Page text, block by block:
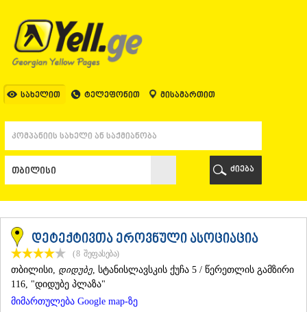
სახელით ტელეფონით მისამართით
ᲗᲑᲘᲚᲘᲡᲘ
ᲗᲑᲘᲚᲘᲡᲘ
ᲐᲤᲮᲐᲖᲔᲗᲘ
ᲒᲐᲚᲘ
ᲑᲐᲗᲣᲛᲘ
ᲥᲝᲑᲣᲚᲔᲗᲘ
ᲨᲣᲐᲮᲔᲕᲘ
ᲩᲐᲥᲕᲘ
ᲝᲖᲣᲠᲒᲔᲗᲘ
ᲩᲝᲮᲐᲢᲐᲣᲠᲘ
ᲣᲠᲔᲙᲘ
ᲘᲛᲔᲠᲔᲗᲘ
ᲑᲐᲦᲓᲐᲗᲘ
ᲕᲐᲜᲘ
ᲖᲔᲡᲢᲐᲤᲝᲜᲘ
ძიება
დეტექტივთა ეროვნული ასოციაცია
(8 შეფასება)
ᲗᲑᲘᲚᲘᲡᲘ, დიდუბე, სტანისლავსკის ქუჩა 5 / წერეთლის გამზირი
116, "დიდუბე პლაზა"
მიმართულება Google map-ზე